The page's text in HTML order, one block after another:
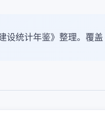
设统计年鉴》整理。覆盖